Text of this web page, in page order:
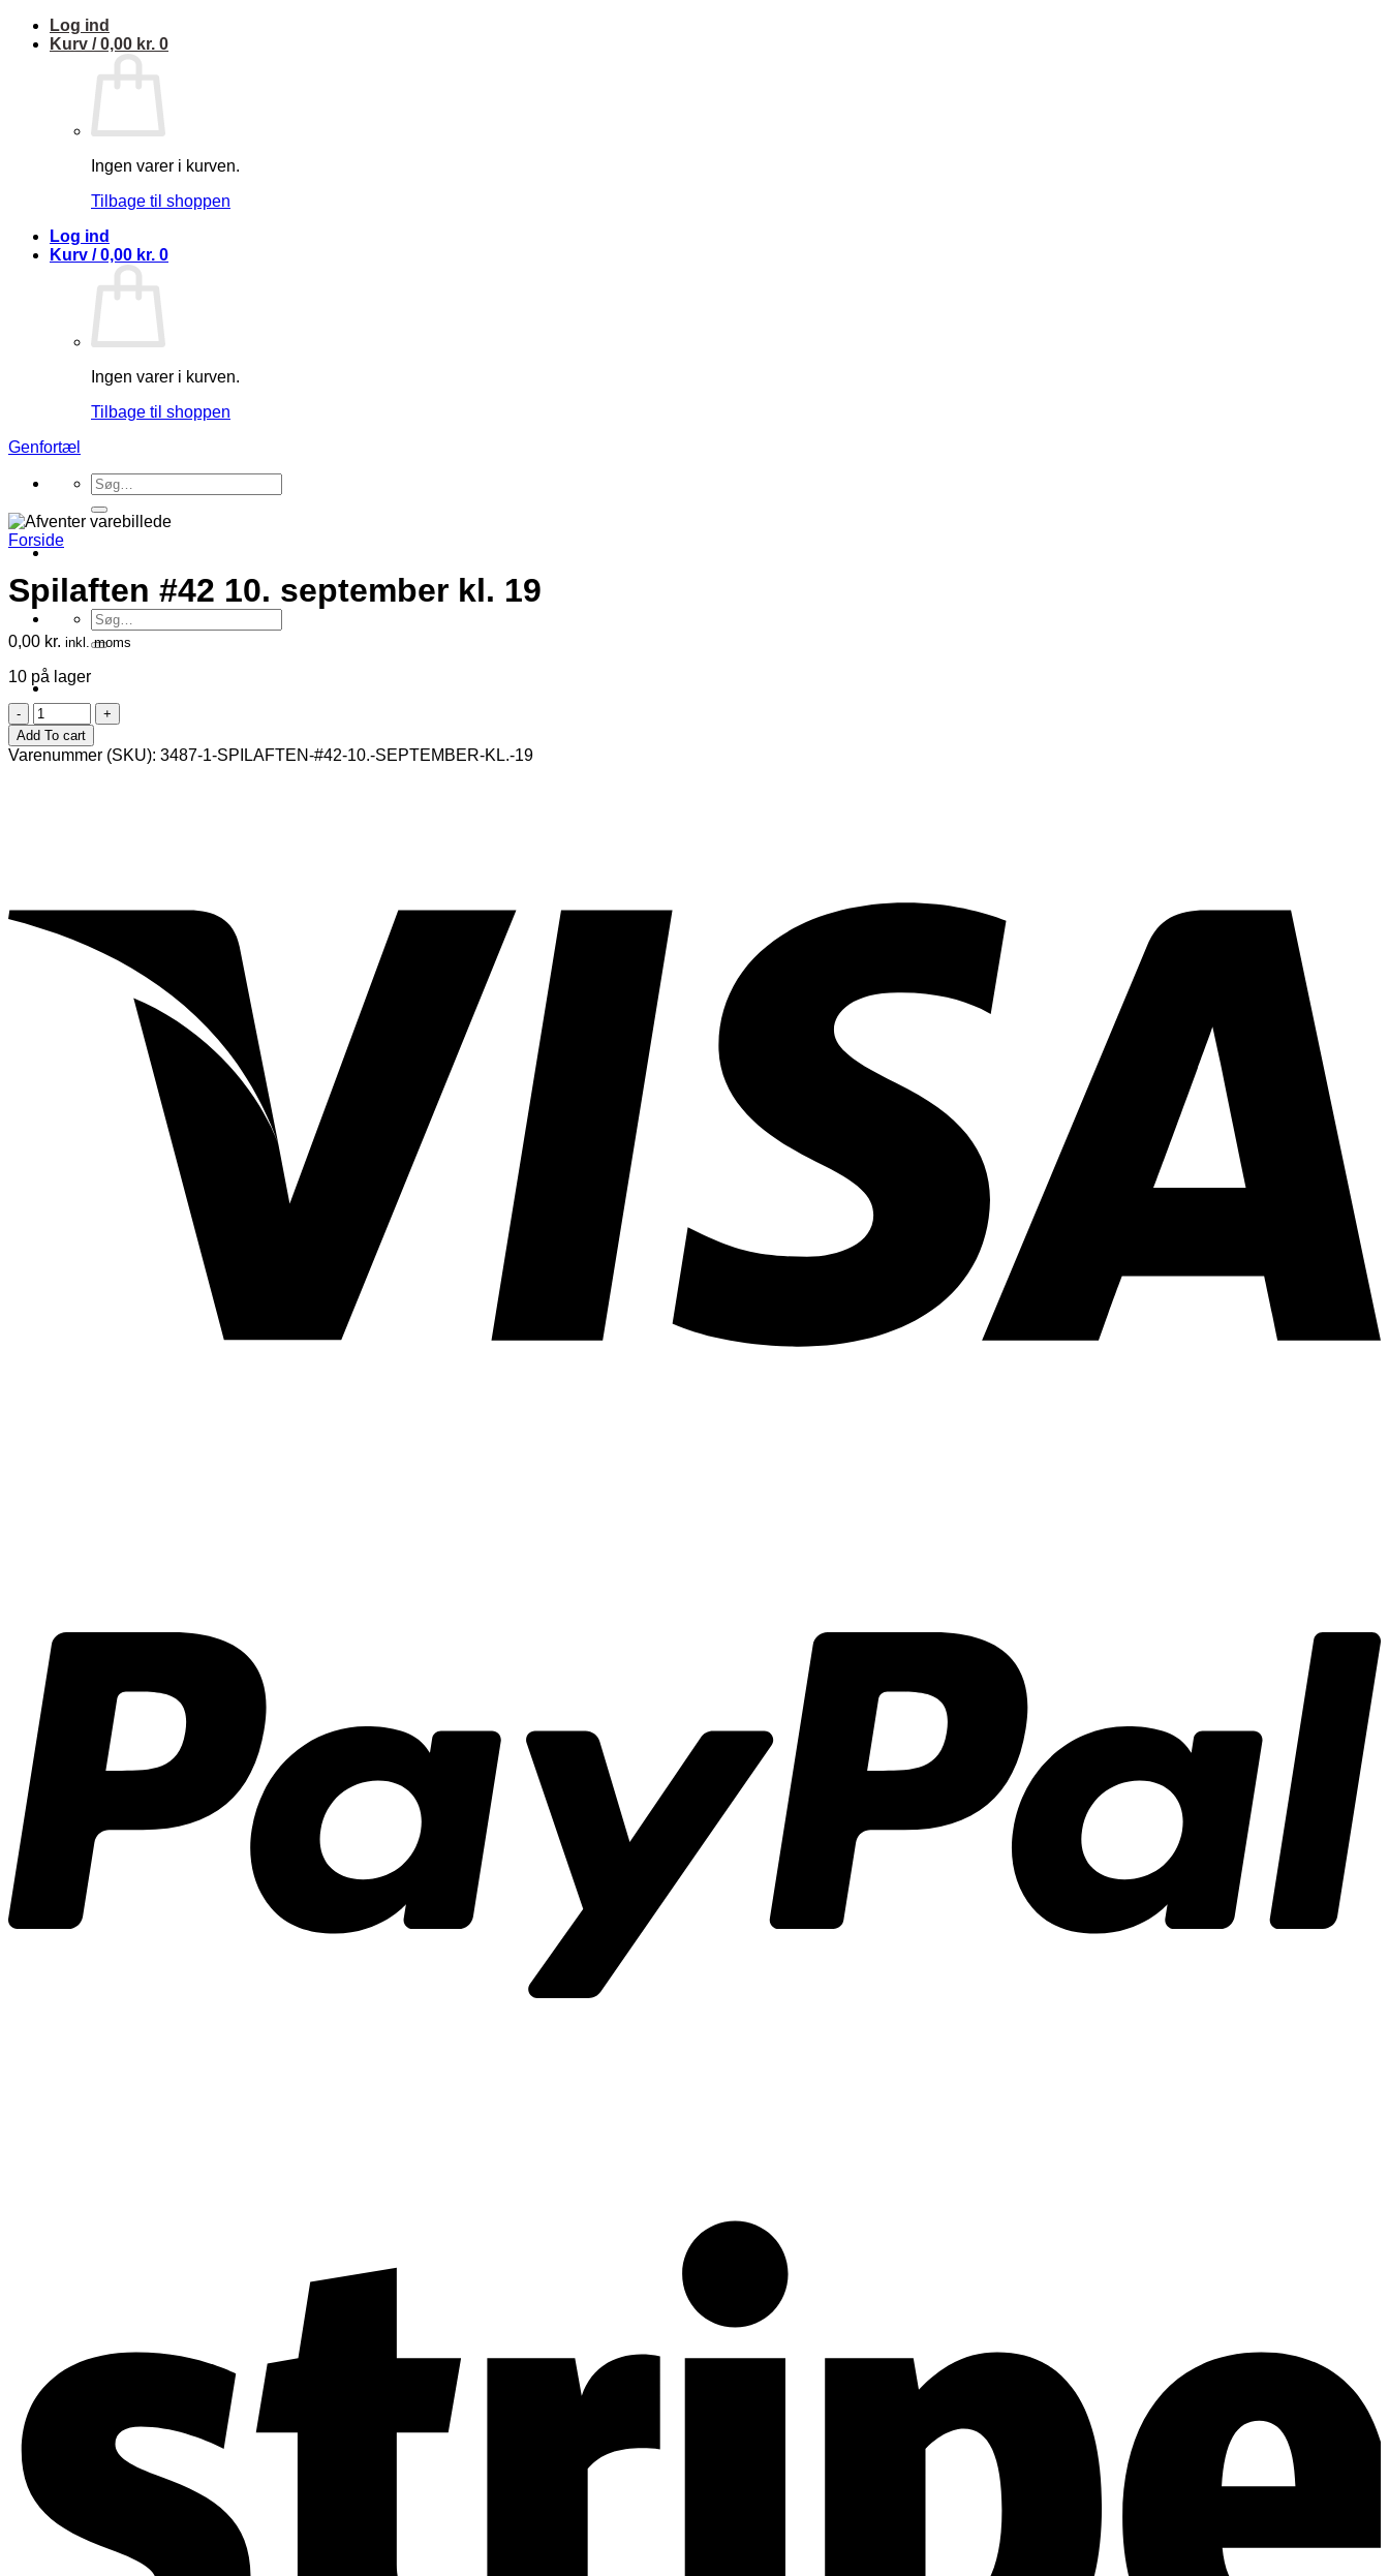
FortsætLog ind
Kurv /0,00 kr. 0
Ingen varer i kurven.
Tilbage til shoppen
Log ind
Kurv /0,00 kr. 0
Ingen varer i kurven.
Tilbage til shoppen
Genfortæl
Søg
efter:
Søg
efter:
Forside
Spilaften #42 10. september kl. 19
0,00 kr. inkl. moms
10 på lager
Spilaften
#42
10.
september
Add To cart
Varenummer (SKU): 3487-1-SPILAFTEN-#42-10.-SEPTEMBER-KL.-19